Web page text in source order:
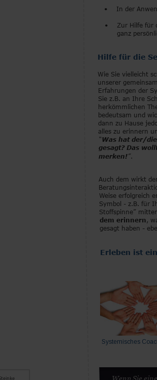
• In der
•
Zur Hilfe für
ganz
Hilfe für die
Wie Sie vielleicht
unserer
Erfahrungen der
Sie z.B. an Ihre
herkömmlichen
bedeutsam und
dann zu Hause
alles zu erinnern
“ Was hat der/
gesagt? Das
merken!”.
Auch dem wirkt
Weise erfolgreich
Symbol - z.B. für
Stoffspinne”
dem erinnern ,
gesagt haben -
Erleben ist
Systemisches